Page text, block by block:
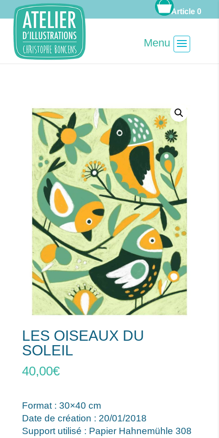
Article 0
LES OISEAUX DU
SOLEIL
40,00€
Format : 30×40 cm
Date de création : 20/01/2018
Support utilisé : Papier Hahnemühle 308